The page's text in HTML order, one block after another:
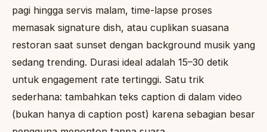
pagi hingga servis malam, time-lapse proses
memasak signature dish, atau cuplikan suasana
restoran saat sunset dengan background musik yang
sedang trending. Durasi ideal adalah 15–30 detik
untuk engagement rate tertinggi. Satu trik
sederhana: tambahkan teks caption di dalam video
(bukan hanya di caption post) karena sebagian besar